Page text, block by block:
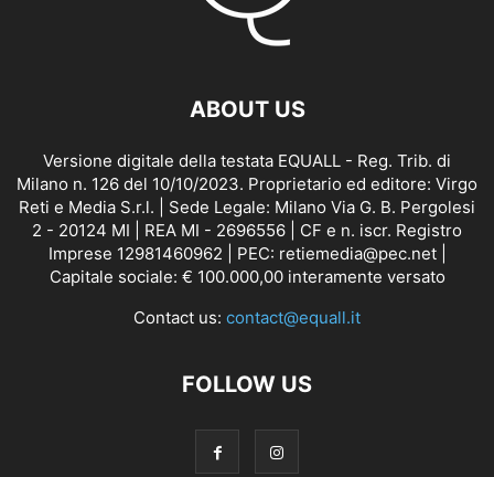
ABOUT US
Versione digitale della testata EQUALL - Reg. Trib. di
Milano n. 126 del 10/10/2023. Proprietario ed editore: Virgo
Reti e Media S.r.l. | Sede Legale: Milano Via G. B. Pergolesi
2 - 20124 MI | REA MI - 2696556 | CF e n. iscr. Registro
Imprese 12981460962 | PEC: retiemedia@pec.net |
Capitale sociale: € 100.000,00 interamente versato
Contact us: contact@equall.it
FOLLOW US